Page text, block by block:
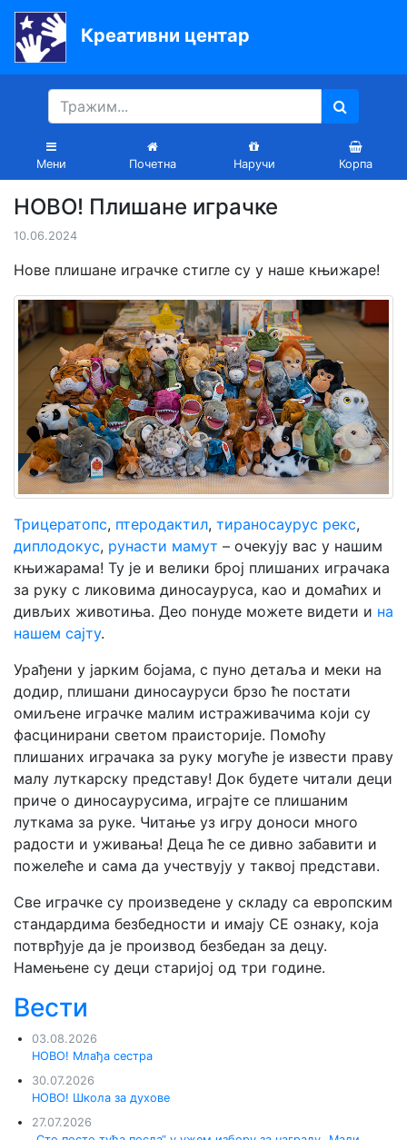
Креативни центар
Мени Почетна Наручи Корпа
Почетна
Књиге
Уџбеници
вртиће
Акције
Блог
Latinica
Мој
налог
НОВО! Плишане играчке
10.06.2024
Нове плишане играчке стигле су у наше књижаре!
Трицератопс, птеродактил, тираносаурус рекс,
диплодокус, рунасти мамут – очекују вас у нашим
књижарама! Ту је и велики број плишаних играчака
за руку с ликовима диносауруса, као и домаћих и
дивљих животиња. Део понуде можете видети и на
нашем сајту.
Урађени у јарким бојама, с пуно детаља и меки на
додир, плишани диносауруси брзо ће постати
омиљене играчке малим истраживачима који су
фасцинирани светом праисторије. Помоћу
плишаних играчака за руку могуће је извести праву
малу луткарску представу! Док будете читали деци
приче о диносаурусима, играјте се плишаним
луткама за руке. Читање уз игру доноси много
радости и уживања! Деца ће се дивно забавити и
пожелеће и сама да учествују у таквој представи.
Све играчке су произведене у складу са европским
стандардима безбедности и имају СЕ ознаку, која
потврђује да је производ безбедан за децу.
Намењене су деци старијој од три године.
Вести
03.08.2026
НОВО! Млађа сестра
30.07.2026
НОВО! Школа за духове
27.07.2026